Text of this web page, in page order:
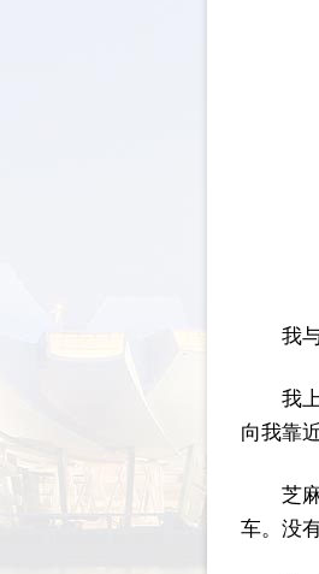
我
我
向我靠近
芝
车。没